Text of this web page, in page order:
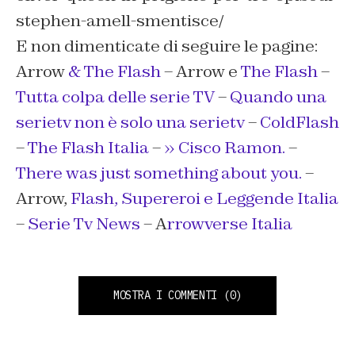
stephen-amell-smentisce/
E non dimenticate di seguire le pagine:
Arrow& The Flash– Arrow eThe Flash–
Tutta colpa delle serie TV–Quando una
serietv non è solo una serietv–ColdFlash
–The Flash Italia–» Cisco Ramon.–
There was just something about you.–
Arrow, Flash, Supereroi e Leggende Italia
–Serie Tv News– Arrowverse Italia
MOSTRA I COMMENTI (0)